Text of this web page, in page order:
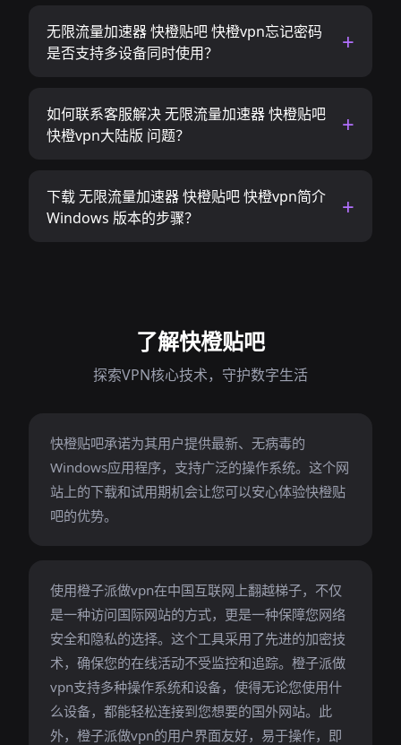
无限流量加速器 快橙贴吧 快橙vpn忘记密码
是否支持多设备同时使用？
如何联系客服解决 无限流量加速器 快橙贴吧
快橙vpn大陆版 问题？
下载 无限流量加速器 快橙贴吧 快橙vpn简介
Windows 版本的步骤？
了解快橙贴吧
探索VPN核心技术，守护数字生活
快橙贴吧承诺为其用户提供最新、无病毒的
Windows应用程序，支持广泛的操作系统。这个网
站上的下载和试用期机会让您可以安心体验快橙贴
吧的优势。
使用橙子派做vpn在中国互联网上翻越梯子，不仅
是一种访问国际网站的方式，更是一种保障您网络
安全和隐私的选择。这个工具采用了先进的加密技
术，确保您的在线活动不受监控和追踪。橙子派做
vpn支持多种操作系统和设备，使得无论您使用什
么设备，都能轻松连接到您想要的国外网站。此
外，橙子派做vpn的用户界面友好，易于操作，即